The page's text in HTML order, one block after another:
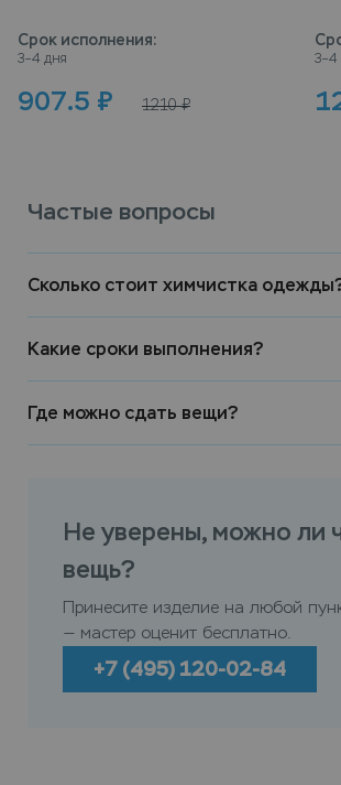
Срок исполнения:
3–4 дня
907.5 ₽ 1210 ₽
3–4
Частые вопросы
Сколько стоит химчистка
Какие сроки выполнения?
Где можно сдать вещи?
Не уверены, можно ли
вещь?
Принесите изделие на любой
— мастер оценит бесплатно.
+7 (495) 120-02-84